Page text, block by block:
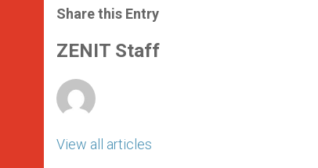
t
s
p
p
s
e
g
e
e
b
o
k
Share this Entry
ZENIT Staff
View all articles